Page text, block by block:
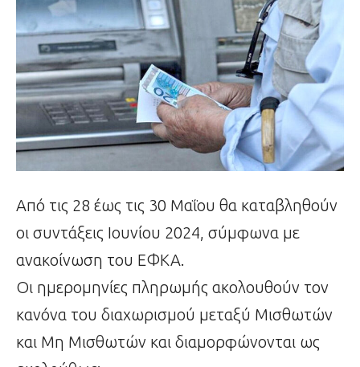
Από τις 28 έως τις 30 Μαΐου θα καταβληθούν
οι συντάξεις Ιουνίου 2024, σύμφωνα με
ανακοίνωση του ΕΦΚΑ.
Οι ημερομηνίες πληρωμής ακολουθούν τον
κανόνα του διαχωρισμού μεταξύ Μισθωτών
και Μη Μισθωτών και διαμορφώνονται ως